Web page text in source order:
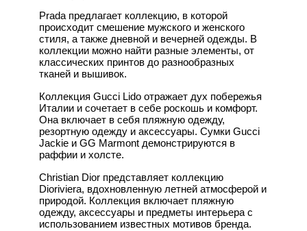
Prada предлагает коллекцию, в которой
происходит смешение мужского и женского
стиля, а также дневной и вечерней одежды. В
коллекции можно найти разные элементы, от
классических принтов до разнообразных
тканей и вышивок.
Коллекция Gucci Lido отражает дух побережья
Италии и сочетает в себе роскошь и комфорт.
Она включает в себя пляжную одежду,
резортную одежду и аксессуары. Сумки Gucci
Jackie и GG Marmont демонстрируются в
раффии и холсте.
Christian Dior представляет коллекцию
Dioriviera, вдохновленную летней атмосферой и
природой. Коллекция включает пляжную
одежду, аксессуары и предметы интерьера с
использованием известных мотивов бренда.